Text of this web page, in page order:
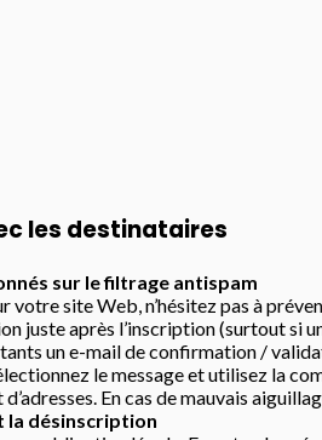
les destinataires
sur le filtrage antispam
votre site Web, n’hésitez pas à
juste après l’inscription (surtout
un e-mail de confirmation /
le message et utilisez la
En cas de mauvais
la désinscription